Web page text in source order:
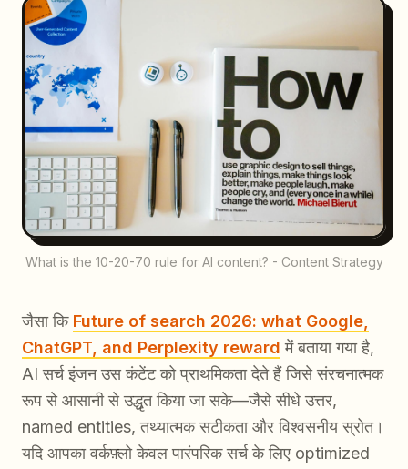
What is the 10-20-70 rule for AI content? - Content Strategy
जैसा कि Future of search 2026: what Google,
ChatGPT, and Perplexity reward में बताया गया है,
AI सर्च इंजन उस कंटेंट को प्राथमिकता देते हैं जिसे संरचनात्मक
रूप से आसानी से उद्धृत किया जा सके—जैसे सीधे उत्तर,
named entities, तथ्यात्मक सटीकता और विश्वसनीय स्रोत।
यदि आपका वर्कफ़्लो केवल पारंपरिक सर्च के लिए optimized